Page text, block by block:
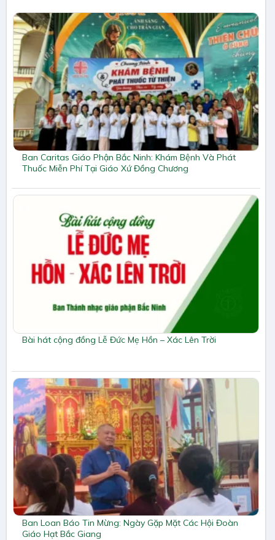
Ban Caritas Giáo Phận Bắc Ninh: Khám Bệnh Và Phát
Thuốc Miễn Phí Tại Giáo Xứ Đồng Chương
Bài hát cộng đồng Lễ Đức Mẹ Hồn – Xác Lên Trời
Ban Loan Báo Tin Mừng: Ngày Gặp Mặt Các Hội Đoàn
Giáo Hạt Bắc Giang